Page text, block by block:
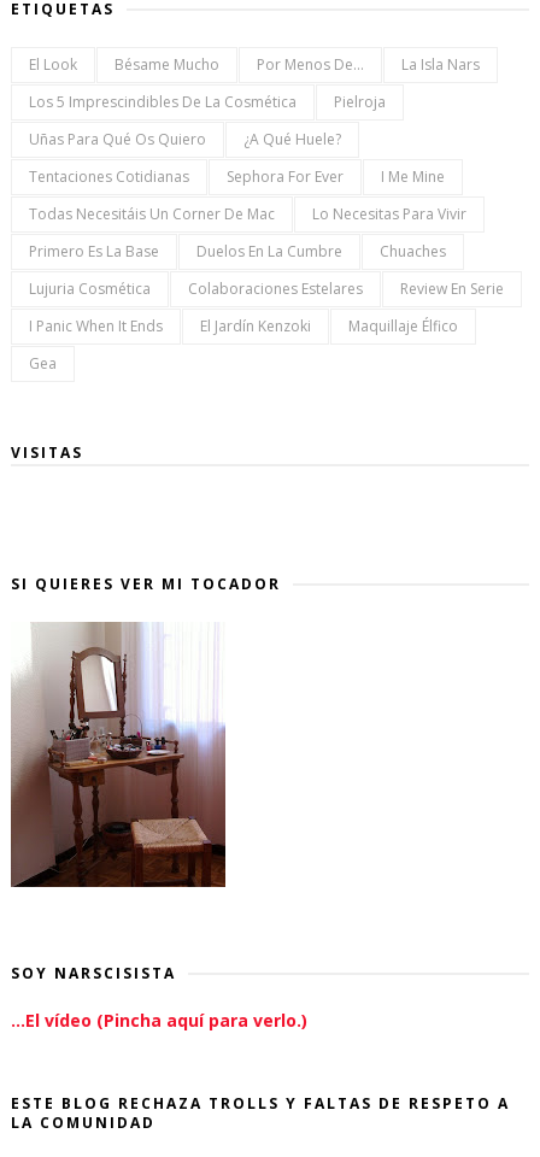
ETIQUETAS
El Look Bésame Mucho Por Menos De...
La Isla Nars
Los 5 Imprescindibles De La Cosmética
Pielroja
Uñas Para Qué Os Quiero
¿a Qué Huele?
Tentaciones Cotidianas
Sephora For Ever
I Me Mine
Todas Necesitáis Un Corner De Mac
Lo Necesitas Para Vivir
Primero Es La Base
Duelos En La Cumbre
Chuaches
Lujuria Cosmética
Colaboraciones Estelares
Review En Serie
I Panic When It Ends
El Jardín Kenzoki
Maquillaje Élfico
Gea
VISITAS
SI QUIERES VER MI TOCADOR
SOY NARSCISISTA
...El vídeo (Pincha aquí para verlo.)
ESTE BLOG RECHAZA TROLLS Y FALTAS DE RESPETO A
LA COMUNIDAD